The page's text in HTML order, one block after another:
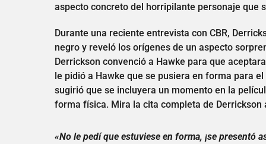
aspecto concreto del horripilante personaje que
Durante una reciente entrevista con CBR,
negro y reveló los orígenes de un aspecto
Derrickson convenció a Hawke para que
le pidió a Hawke que se pusiera en forma para
sugirió que se incluyera un momento en la
forma física. Mira la cita completa de Derrickson
«No le pedí que estuviese en forma, ¡se presentó